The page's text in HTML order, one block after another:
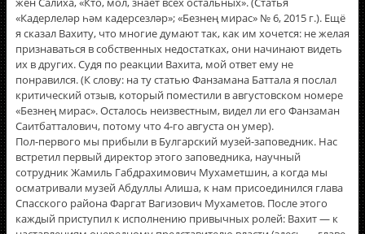
«Кадерлеләр һәм кадерсезләр»; «Безнең мирас» № 6, 2015 г.). Ещë
я сказал Вахиту, что многие думают так, как им хочется: не желая
признаваться в собственных недостатках, они начинают видеть
их в других. Судя по реакции Вахита, мой ответ ему не
понравился. (К слову: на ту статью Фанзамана Баттала я послал
критический отзыв, который поместили в августовском номере
«Безнең мирас». Осталось неизвестным, видел ли его Фанзаман
Саитбатталович, потому что 4-го августа он умер).
Пол-первого мы прибыли в Булгарский музей-заповедник. Нас
встретил первый директор этого заповедника, научный
сотрудник Жамиль Габдрахимович Мухаметшин, а когда мы
осматривали музей Абдуллы Алиша, к нам присоединился глава
Спасского района Фаргат Вагизович Мухаметов. После этого
каждый приступил к исполнению привычных ролей: Вахит — к